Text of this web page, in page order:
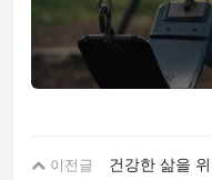
이전글
건강한 삶을